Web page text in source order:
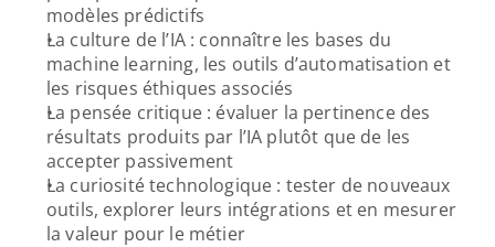
modèles prédictifs
La culture de l’IA : connaître les bases du
machine learning, les outils d’automatisation et
les risques éthiques associés
La pensée critique : évaluer la pertinence des
résultats produits par l’IA plutôt que de les
accepter passivement
La curiosité technologique : tester de nouveaux
outils, explorer leurs intégrations et en mesurer
la valeur pour le métier